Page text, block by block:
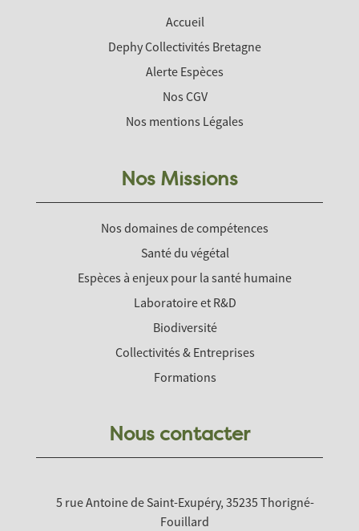
Accueil
Dephy Collectivités Bretagne
Alerte Espèces
Nos CGV
Nos mentions Légales
Nos Missions
Nos domaines de compétences
Santé du végétal
Espèces à enjeux pour la santé humaine
Laboratoire et R&D
Biodiversité
Collectivités & Entreprises
Formations
Nous contacter
5 rue Antoine de Saint-Exupéry, 35235 Thorigné-
Fouillard